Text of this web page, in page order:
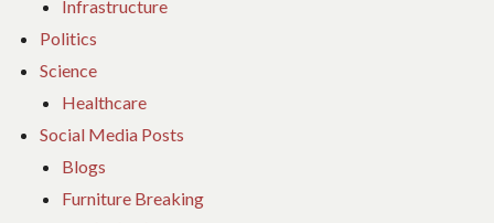
Infrastructure
Politics
Science
Healthcare
Social Media Posts
Blogs
Furniture Breaking